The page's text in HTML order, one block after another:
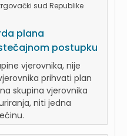
sud Republike
plana
postupku
vjerovnika, nije
prihvati plan
skupina vjerovnika
niti jedna